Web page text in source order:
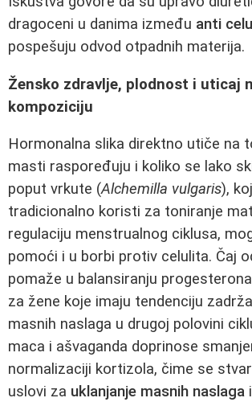
dragoceni u danima između anti
pospešuju odvod otpadnih materija.
Žensko zdravlje, plodnost i uticaj
kompoziciju
Hormonalna slika direktno utiče na
masti raspoređuju i koliko se lako
poput vrkute (Alchemilla vulgaris),
tradicionalno koristi za toniranje
regulaciju menstrualnog ciklusa,
pomoći i u borbi protiv celulita. Čaj
pomaže u balansiranju
za žene koje imaju tendenciju
masnih naslaga u drugoj polovini
maca i ašvaganda doprinose
normalizaciji kortizola, čime se
uslovi za uklanjanje masnih naslaga